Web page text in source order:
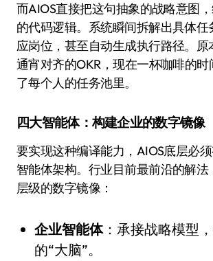
而AIOS直接把这句抽象的战略意图
的代码逻辑。系统瞬间拆解出具体任
应岗位，甚至自动生成执行路径。原
通宵对齐的OKR，现在一杯咖啡的
了每个人的任务池里。
四大智能体：构建企业的数字镜像
要实现这种编译能力，AIOS底层必
智能体架构。行业目前最前沿的解法
层级的数字镜像：
企业智能体：承接战略模型
的“大脑”。